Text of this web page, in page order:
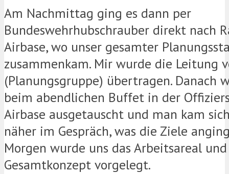
Am Nachmittag ging es dann per
Bundeswehrhubschrauber direkt nach
Airbase, wo unser gesamter
zusammenkam. Mir wurde die Leitung
(Planungsgruppe) übertragen. Danach
beim abendlichen Buffet in der
Airbase ausgetauscht und man kam
näher im Gespräch, was die Ziele
Morgen wurde uns das Arbeitsareal
Gesamtkonzept vorgelegt.